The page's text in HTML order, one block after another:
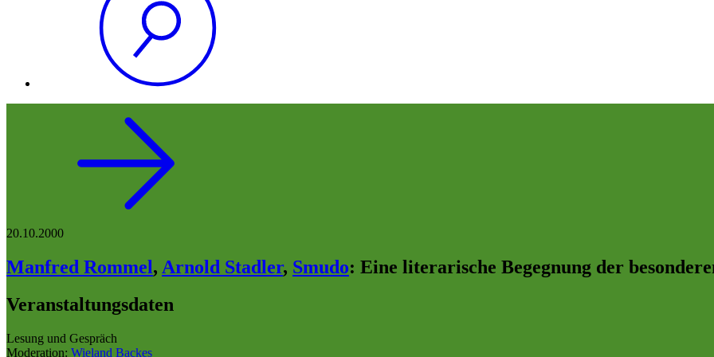
20.10.2000
Manfred Rommel, Arnold Stadler, Smudo: Eine literarische Begegnung der
Veranstaltungsdaten
Lesung und Gespräch
Moderation: Wieland Backes